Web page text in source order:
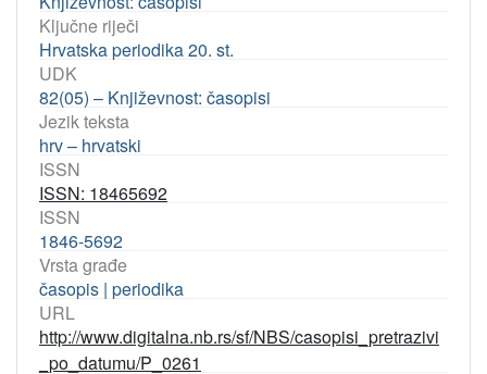
Ključne riječi
Hrvatska periodika 20. st.
UDK
82(05) – Književnost: časopisi
Jezik teksta
hrv – hrvatski
ISSN
ISSN: 18465692
ISSN
1846-5692
Vrsta građe
časopis | periodika
URL
http://www.digitalna.nb.rs/sf/NBS/casopisi_pretrazivi
_po_datumu/P_0261